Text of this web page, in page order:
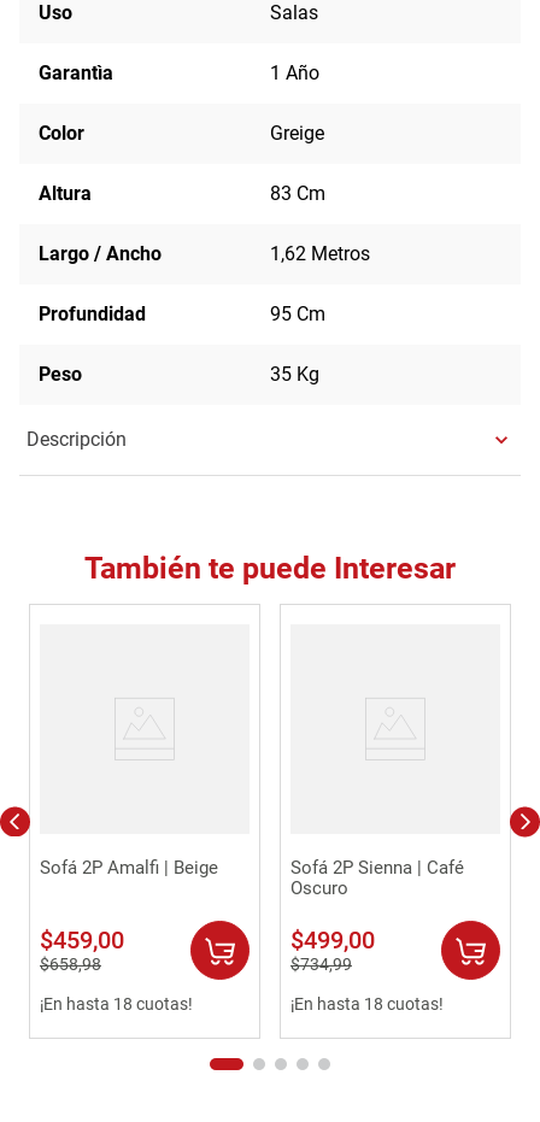
Uso Salas
Garantìa 1 Año
Color Greige
Altura 83 Cm
Largo / Ancho 1,62 Metros
Profundidad 95 Cm
Peso 35 Kg
Descripción
También te puede Interesar
Sofá 2P Amalfi | Beige
$459,00
$658,98
¡En hasta 18 cuotas!
Sofá 2P Sienna | Café
Oscuro
$499,00
$734,99
¡En hasta 18 cuotas!